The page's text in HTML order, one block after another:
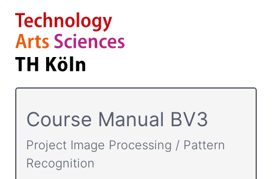
Course­ Manual BV3
Project Image Processing / Pattern
Recognition